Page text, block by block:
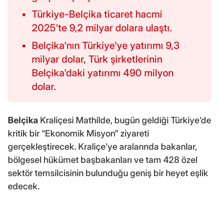
Türkiye-Belçika ticaret hacmi
2025'te 9,2 milyar dolara ulaştı.
Belçika'nın Türkiye'ye yatırımı 9,3
milyar dolar, Türk şirketlerinin
Belçika'daki yatırımı 490 milyon
dolar.
Belçika Kraliçesi Mathilde, bugün geldiği Türkiye’de
kritik bir “Ekonomik Misyon” ziyareti
gerçekleştirecek. Kraliçe’ye aralarında bakanlar,
bölgesel hükümet başbakanları ve tam 428 özel
sektör temsilcisinin bulunduğu geniş bir heyet eşlik
edecek.